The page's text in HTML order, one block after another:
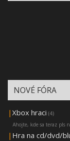
NOVÉ FÓRA
| Xbox hraci (4)
Ahojte, kde sa teraz pls
| Hra na cd/dvd/